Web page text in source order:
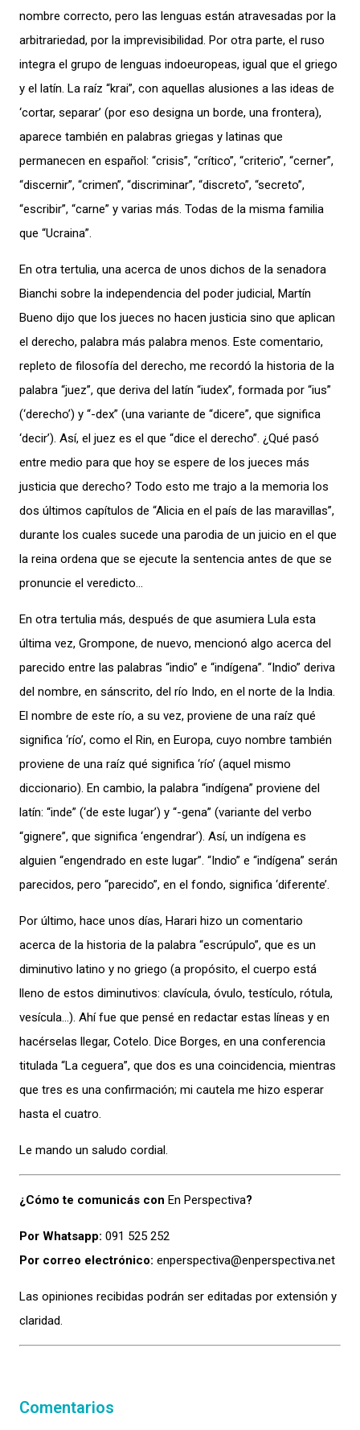
nombre correcto, pero las lenguas están atravesadas por la
arbitrariedad, por la imprevisibilidad. Por otra parte, el ruso
integra el grupo de lenguas indoeuropeas, igual que el griego
y el latín. La raíz “krai”, con aquellas alusiones a las ideas de
‘cortar, separar’ (por eso designa un borde, una frontera),
aparece también en palabras griegas y latinas que
permanecen en español: “crisis”, “crítico”, “criterio”, “cerner”,
“discernir”, “crimen”, “discriminar”, “discreto”, “secreto”,
“escribir”, “carne” y varias más. Todas de la misma familia
que “Ucraina”.
En otra tertulia, una acerca de unos dichos de la senadora
Bianchi sobre la independencia del poder judicial, Martín
Bueno dijo que los jueces no hacen justicia sino que aplican
el derecho, palabra más palabra menos. Este comentario,
repleto de filosofía del derecho, me recordó la historia de la
palabra “juez”, que deriva del latín “iudex”, formada por “ius”
(‘derecho’) y “-dex” (una variante de “dicere”, que significa
‘decir’). Así, el juez es el que “dice el derecho”. ¿Qué pasó
entre medio para que hoy se espere de los jueces más
justicia que derecho? Todo esto me trajo a la memoria los
dos últimos capítulos de “Alicia en el país de las maravillas”,
durante los cuales sucede una parodia de un juicio en el que
la reina ordena que se ejecute la sentencia antes de que se
pronuncie el veredicto…
En otra tertulia más, después de que asumiera Lula esta
última vez, Grompone, de nuevo, mencionó algo acerca del
parecido entre las palabras “indio” e “indígena”. “Indio” deriva
del nombre, en sánscrito, del río Indo, en el norte de la India.
El nombre de este río, a su vez, proviene de una raíz qué
significa ‘río’, como el Rin, en Europa, cuyo nombre también
proviene de una raíz qué significa ‘río’ (aquel mismo
diccionario). En cambio, la palabra “indígena” proviene del
latín: “inde” (‘de este lugar’) y “-gena” (variante del verbo
“gignere”, que significa ‘engendrar’). Así, un indígena es
alguien “engendrado en este lugar”. “Indio” e “indígena” serán
parecidos, pero “parecido”, en el fondo, significa ‘diferente’.
Por último, hace unos días, Harari hizo un comentario
acerca de la historia de la palabra “escrúpulo”, que es un
diminutivo latino y no griego (a propósito, el cuerpo está
lleno de estos diminutivos: clavícula, óvulo, testículo, rótula,
vesícula…). Ahí fue que pensé en redactar estas líneas y en
hacérselas llegar, Cotelo. Dice Borges, en una conferencia
titulada “La ceguera”, que dos es una coincidencia, mientras
que tres es una confirmación; mi cautela me hizo esperar
hasta el cuatro.
Le mando un saludo cordial.
¿Cómo te comunicás con En Perspectiva?
Por Whatsapp: 091 525 252
Por correo electrónico: enperspectiva@enperspectiva.net
Las opiniones recibidas podrán ser editadas por extensión y
claridad.
Comentarios